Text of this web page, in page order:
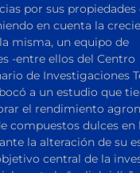
por sus
en cuenta la
misma, un equipo de
-entre ellos del Centro
de Investigaciones
a un estudio que
el rendimiento
compuestos dulces en
la alteración de su
central de la